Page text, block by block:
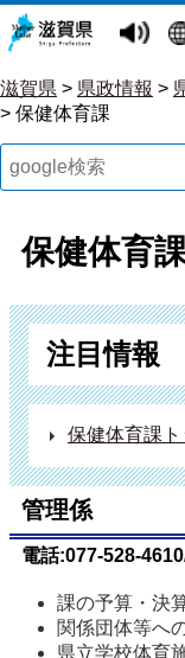
滋賀県 > 県政情報 >
> 保健体育課
保健体育
注目情報
保健体育課
管理係
電話:077-528-
課の予算・決
関係団体等へ
県立学校体育